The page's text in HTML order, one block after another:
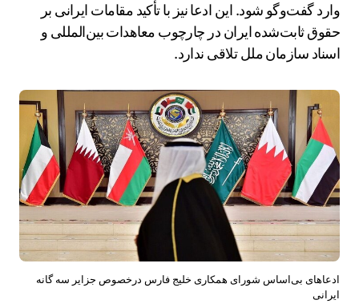
وارد گفت‌وگو شود. این ادعا نیز با تأکید مقامات ایرانی بر
حقوق ثابت‌شده ایران در چارچوب معاهدات بین‌المللی و
اسناد سازمان ملل تلاقی ندارد.
ادعاهای بی‌اساس شورای همکاری خلیج فارس درخصوص جزایر سه گانه
ایرانی